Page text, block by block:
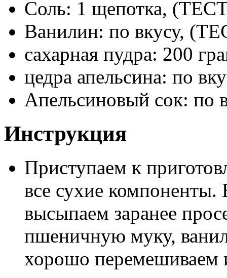
Соль: 1 щепотка,
Ванилин: по вкусу,
сахарная пудра: 200
цедра апельсина: по
Апельсиновый сок:
Инструкция
Приступаем к
все сухие
высыпаем заранее
пшеничную муку,
хорошо перемешиваем